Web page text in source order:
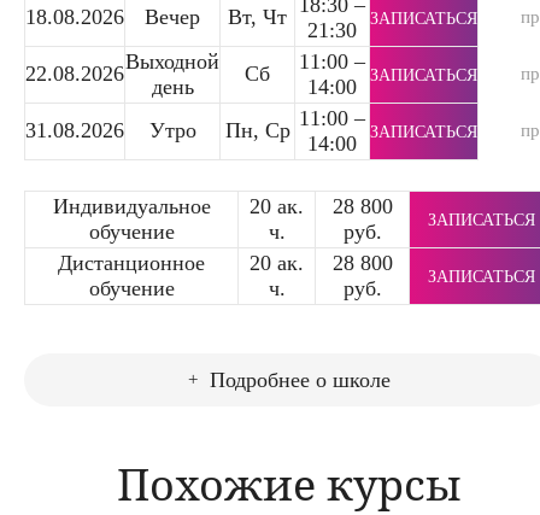
18.08.2026 Вечер Вт, Чт 18:30 –
21:30
ЗАПИСАТЬСЯ
22.08.2026Выходной
день
Сб
11:00 –
14:00
ЗАПИСАТЬСЯ
31.08.2026 Утро Пн, Ср 11:00 –
14:00
ЗАПИСАТЬСЯ
Индивидуальное
обучение
20 ак.
ч.
28 800
руб.
ЗАПИСАТЬСЯ
Дистанционное
обучение
20 ак.
ч.
28 800
руб.
ЗАПИСАТЬСЯ
Подробнее о школе
Похожие курсы